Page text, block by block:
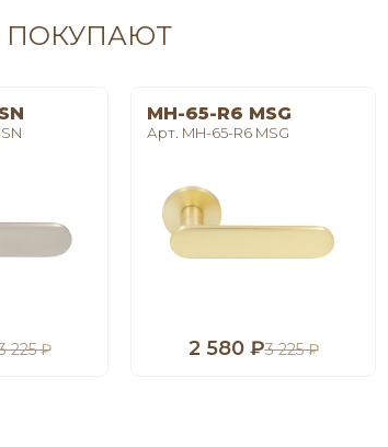
225 ₽
MH-65-R6 MSG
Арт. MH-65-R6 MSG
2 580 ₽3 225 ₽